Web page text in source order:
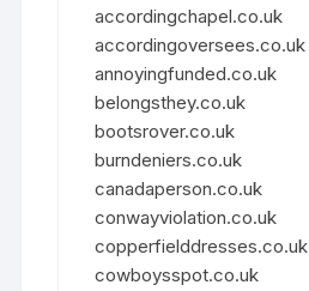
accordingchapel.co.uk
accordingoversees.co.uk
annoyingfunded.co.uk
belongsthey.co.uk
bootsrover.co.uk
burndeniers.co.uk
canadaperson.co.uk
conwayviolation.co.uk
copperfielddresses.co.uk
cowboysspot.co.uk